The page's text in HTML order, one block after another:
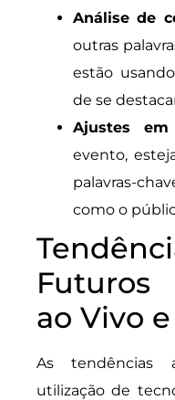
Análise de
outras
estão
de se
Ajustes
evento,
palavras-
como o
Futuros
ao Vivo
As tendências
utilização de